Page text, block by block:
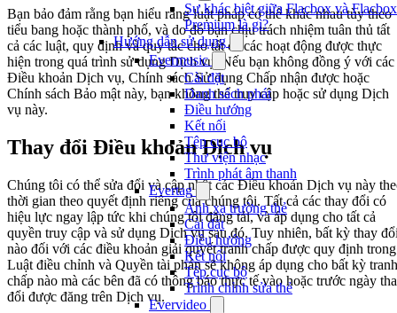
Sự khác biệt giữa Flacbox và Flacbox
Premium là gì?
Hướng dẫn sử dụng
Evermusic
Cài đặt
Danh sách phát
Điều hướng
Kết nối
Tệp cục bộ
Thư viện nhạc
Trình phát âm thanh
Evertag
Ánh xạ trường thẻ
Cài đặt
Điều hướng
Kết nối
Tệp cục bộ
Trình chỉnh sửa thẻ
Evervideo
Bạn bảo đảm rằng bạn hiểu rằng luật pháp có thể khác nhau tùy theo
tiểu bang hoặc thành phố, và do đó bạn chịu trách nhiệm tuân thủ tất
cả các luật, quy định và quy tắc cho tất cả các hoạt động được thực
hiện trong quá trình sử dụng Dịch vụ. Nếu bạn không đồng ý với các
Điều khoản Dịch vụ, Chính sách Sử dụng Chấp nhận được hoặc
Chính sách Bảo mật này, bạn không thể truy cập hoặc sử dụng Dịch
vụ này.
Thay đổi Điều khoản Dịch vụ
Chúng tôi có thể sửa đổi và cập nhật các Điều khoản Dịch vụ này
thời gian theo quyết định riêng của chúng tôi. Tất cả các thay đổi có
hiệu lực ngay lập tức khi chúng tôi đăng tải, và áp dụng cho tất cả
quyền truy cập và sử dụng Dịch vụ sau đó. Tuy nhiên, bất kỳ thay
nào đối với các điều khoản giải quyết tranh chấp được quy định trong
Luật điều chỉnh và Quyền tài phán sẽ không áp dụng cho bất kỳ tranh
chấp nào mà các bên đã có thông báo thực tế vào hoặc trước ngày
đổi được đăng trên Dịch vụ.